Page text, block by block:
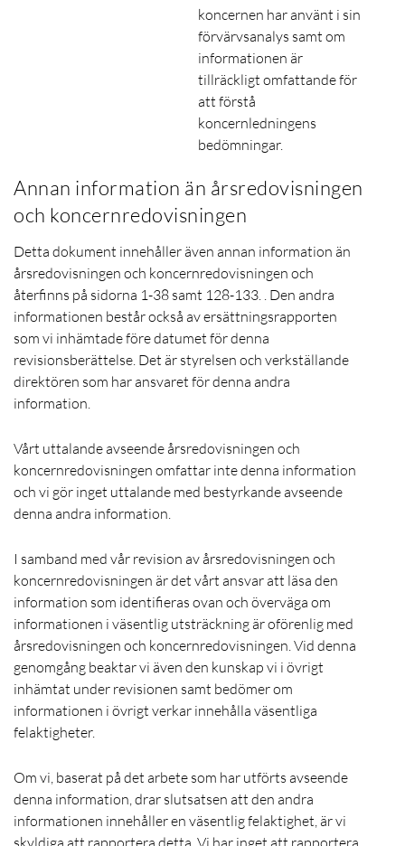
koncernen har använt i sin
förvärvsanalys samt om
informationen är
tillräckligt omfattande för
att förstå
koncernledningens
bedömningar.
Annan information än årsredovisningen
och koncernredovisningen
Detta dokument innehåller även annan information än
årsredovisningen och koncernredovisningen och
återfinns på sidorna 1-38 samt 128-133. . Den andra
informationen består också av ersättningsrapporten
som vi inhämtade före datumet för denna
revisionsberättelse. Det är styrelsen och verkställande
direktören som har ansvaret för denna andra
information.
Vårt uttalande avseende årsredovisningen och
koncernredovisningen omfattar inte denna information
och vi gör inget uttalande med bestyrkande avseende
denna andra information.
I samband med vår revision av årsredovisningen och
koncernredovisningen är det vårt ansvar att läsa den
information som identifieras ovan och överväga om
informationen i väsentlig utsträckning är oförenlig med
årsredovisningen och koncernredovisningen. Vid denna
genomgång beaktar vi även den kunskap vi i övrigt
inhämtat under revisionen samt bedömer om
informationen i övrigt verkar innehålla väsentliga
felaktigheter.
Om vi, baserat på det arbete som har utförts avseende
denna information, drar slutsatsen att den andra
informationen innehåller en väsentlig felaktighet, är vi
skyldiga att rapportera detta. Vi har inget att rapportera